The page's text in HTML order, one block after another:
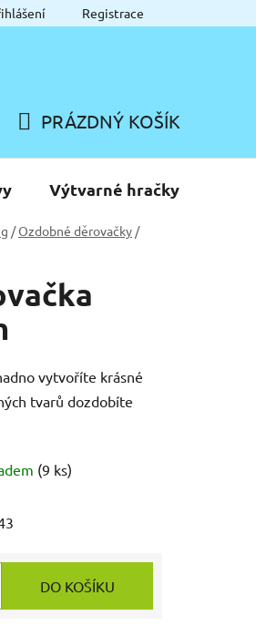
Registrace
KOŠÍK
PRÁZDNÝ KOŠÍK
Výtvarné hračky
/Ozdobné děrovačky /
vytvoříte krásné
tvarů dozdobíte
(9 ks)
DO KOŠÍKU